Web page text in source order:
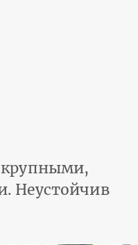
крупными,
Неустойчив